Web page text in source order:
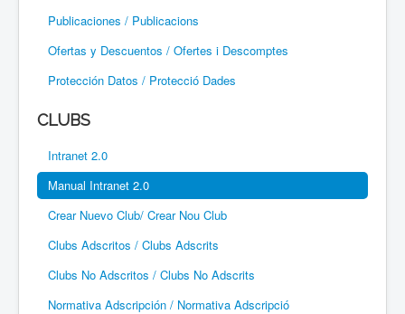
Publicaciones / Publicacions
Ofertas y Descuentos / Ofertes i Descomptes
Protección Datos / Protecció Dades
CLUBS
Intranet 2.0
Manual Intranet 2.0
Crear Nuevo Club/ Crear Nou Club
Clubs Adscritos / Clubs Adscrits
Clubs No Adscritos / Clubs No Adscrits
Normativa Adscripción / Normativa Adscripció